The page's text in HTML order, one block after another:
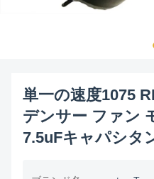
単一の速度1075
デンサー ファン
7.5uFキャパシタ